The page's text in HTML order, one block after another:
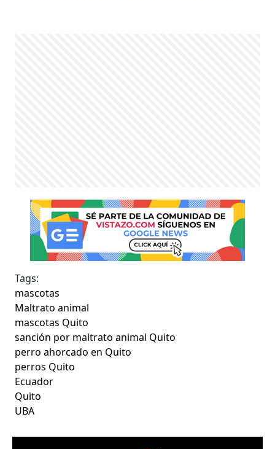
Tags:
mascotas
Maltrato animal
mascotas Quito
sanción por maltrato animal Quito
perro ahorcado en Quito
perros Quito
Ecuador
Quito
UBA